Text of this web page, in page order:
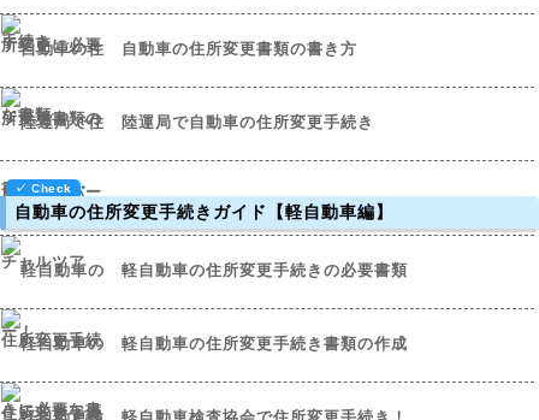
自動車の住所変更書類の書き方
陸運局で自動車の住所変更手続き
自動車の住所変更手続きガイド【軽自動車編】
軽自動車の住所変更手続きの必要書類
軽自動車の住所変更手続き書類の作成